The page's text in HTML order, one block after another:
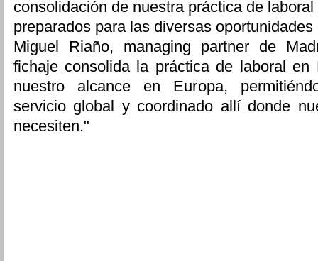
consolidación de nuestra práctica de
preparados para las diversas
Miguel Riaño, managing partner de
fichaje consolida la práctica de laboral en
nuestro alcance en Europa,
servicio global y coordinado allí donde
necesiten."